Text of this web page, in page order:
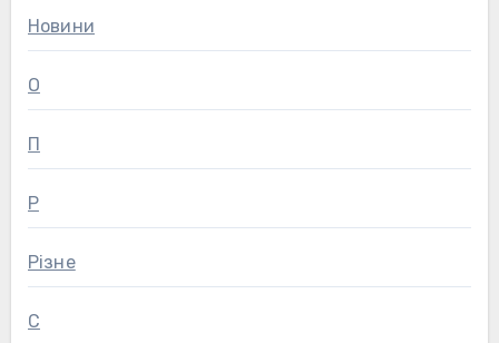
Новини
О
П
Р
Різне
С